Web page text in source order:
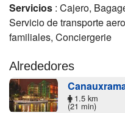
Servicios : Cajero,
Servicio de transporte
familiales, Conciergerie
Alrededores
1.5 km
(21 min)